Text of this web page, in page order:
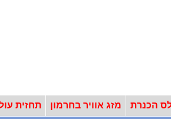
הכנרת מזג אוויר בחרמון תחזית